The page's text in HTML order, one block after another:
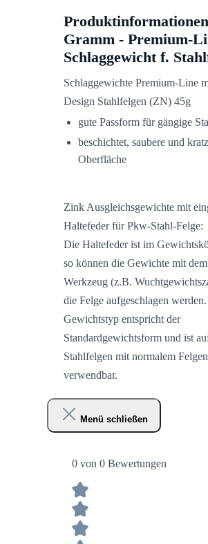
Gramm - Premium-
Schlaggewicht f.
Schlaggewichte Premium-Line
Design Stahlfelgen (ZN) 45g
gute Passform für gängige
beschichtet, saubere und
Oberfläche
Zink Ausgleichsgewichte mit
Haltefeder für Pkw-Stahl-Felge:
Die Haltefeder ist im
so können die Gewichte mit dem
Werkzeug (z.B.
die Felge aufgeschlagen
Gewichtstyp entspricht der
Standardgewichtsform und ist
Stahlfelgen mit normalem
verwendbar.
Menü schließen
0 von 0 Bewertungen